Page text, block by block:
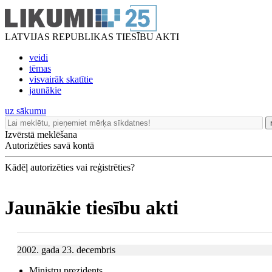
LATVIJAS REPUBLIKAS TIESĪBU AKTI
veidi
tēmas
visvairāk skatītie
jaunākie
uz sākumu
Izvērstā meklēšana
Autorizēties savā kontā
Kādēļ autorizēties vai reģistrēties?
Jaunākie tiesību akti
2002. gada 23. decembris